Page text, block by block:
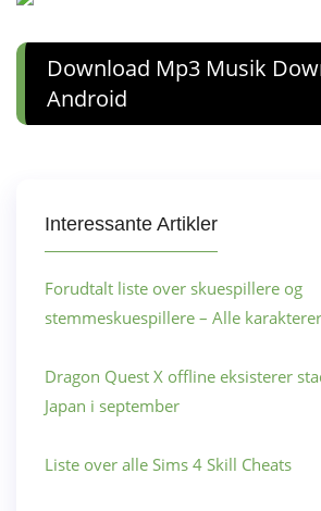
Download Mp3 Musik
Android
Interessante Artikler
Forudtalt liste over skuespillere og
stemmeskuespillere – Alle
Dragon Quest X offline eksisterer
Japan i september
Liste over alle Sims 4 Skill Cheats